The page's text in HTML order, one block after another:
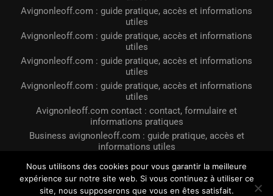
Avignonleoff.com : guide pratique, accès et informations
utiles
Avignonleoff.com : guide pratique, accès et informations
utiles
Avignonleoff.com : guide pratique, accès et informations
utiles
Avignonleoff.com : guide pratique, accès et informations
utiles
Avignonleoff.com contact : contact, formulaire et
informations pratiques
Business avignonleoff.com : guide pratique, accès et
informations utiles
Avignonleoff.com pour un prêt immobilier
@2023 - Tous droits réservés. Conçu et développé parLE OFF Avignon
Nous utilisons des cookies pour vous garantir la meilleure
expérience sur notre site web. Si vous continuez à utiliser ce
site, nous supposerons que vous en êtes satisfait.